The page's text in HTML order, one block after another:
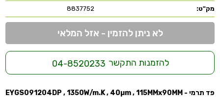
מק"ט: 8837752
לא ניתן להזמין - אזל המלאי
להזמנות התקשר 04-8520233
פד תרמי - EYGS091204DP , 1350W/m.K , 40µm , 115MMx90MM